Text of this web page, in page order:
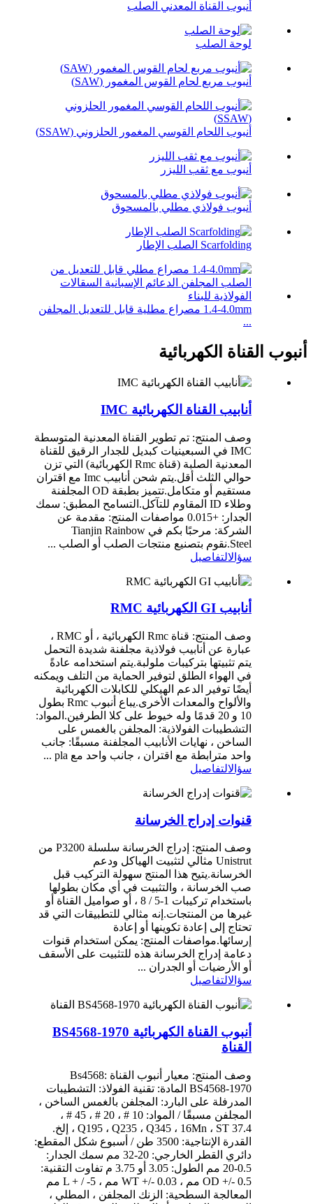
أنبوب القناة المعدني الصلب
لوحة الصلب
أنبوب مربع لحام القوس المغمور (SAW)
أنبوب اللحام القوسي المغمور الحلزوني (SSAW)
أنبوب مع ثقب الليزر
أنبوب فولاذي مطلي بالمسحوق
Scarfolding الصلب الإطار
1.4-4.0mm مصراع مطلية قابل للتعديل المجلفن
...
أنبوب القناة الكهربائية
أنابيب القناة الكهربائية IMC
وصف المنتج: تم تطوير القناة المعدنية المتوسطة
IMC في السبعينيات كبديل للجدار الرقيق للقناة
المعدنية الصلبة (قناة Rmc الكهربائية) التي تزن
حوالي الثلث أقل.يتم شحن أنابيب Imc مع اقتران
مستقيم أو متكامل.تتميز بطبقة OD المجلفنة
وطلاء ID المقاوم للتآكل.التسامح المطبق: سمك
الجدار: +0.015 مواصفات المنتج: مقدمة عن
الشركة: مرحبًا بكم في Tianjin Rainbow
Steel.نقوم بتصنيع منتجات الصلب أو الصلب ...
سؤالالتفاصيل
أنابيب GI الكهربائية RMC
وصف المنتج: قناة Rmc الكهربائية ، أو RMC ،
عبارة عن أنابيب فولاذية مجلفنة شديدة التحمل
يتم تثبيتها بتركيبات ملولبة.يتم استخدامه عادةً
في الهواء الطلق لتوفير الحماية من التلف ويمكنه
أيضًا توفير الدعم الهيكلي للكابلات الكهربائية
والألواح والمعدات الأخرى.يباع أنبوب Rmc بطول
10 و 20 قدمًا وله خيوط على كلا الطرفين.المواد:
التشطيبات الفولاذية: المجلفن بالغمس على
الساخن ، نهايات الأنابيب المجلفنة مسبقًا: جانب
واحد مترابطة مع اقتران ، جانب واحد مع pla ...
سؤالالتفاصيل
قنوات إدراج الخرسانة
وصف المنتج: إدراج الخرسانة سلسلة P3200 من
Unistrut مثالي لتثبيت الهياكل ودعم
الخرسانة.يتيح هذا المنتج سهولة التركيب قبل
صب الخرسانة ، والتثبيت في أي مكان بطولها
باستخدام تركيبات 1-5 / 8 ، أو صواميل القناة أو
غيرها من المنتجات.إنه مثالي للتطبيقات التي قد
تحتاج إلى إعادة تكوينها أو إعادة
إرسائها.مواصفات المنتج: يمكن استخدام قنوات
دعامة إدراج الخرسانة هذه للتثبيت على الأسقف
أو الأرضيات أو الجدران ...
سؤالالتفاصيل
أنبوب القناة الكهربائية BS4568-1970
القناة
وصف المنتج: معيار أنبوب القناة Bs4568:
BS4568-1970 المادة: تقنية الفولاذ: التشطيبات
المدرفلة على البارد: المجلفن بالغمس الساخن ،
المجلفن مسبقًا / المواد: 10 # ، 20 # ، 45 # ،
Q195 ، Q235 ، Q345 ، 16Mn ، ST 37.4 ، إلخ.
القدرة الإنتاجية: 3500 طن / أسبوع شكل المقطع:
دائري القطر الخارجي: 20-32 مم سمك الجدار:
0.5-20 مم الطول: 3.05 أو 3.75 م تفاوت التقنية:
OD +/- 0.5 مم ، WT +/- 0.03 مم ، L + / -5 مم
المعالجة السطحية: الزنك المجلفن ، المطلي ،